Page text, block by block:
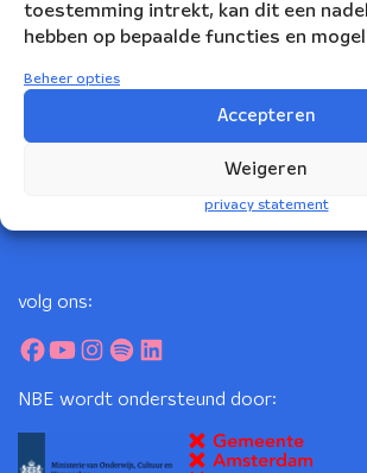
toestemming intrekt, kan dit een
hebben op bepaalde functies en
Beheer opties
Accepteren
Weigeren
privacy statement
Korte Leidsedwarsstraat 12
1017 RC Amsterdam
volg ons:
NBE wordt ondersteund door: